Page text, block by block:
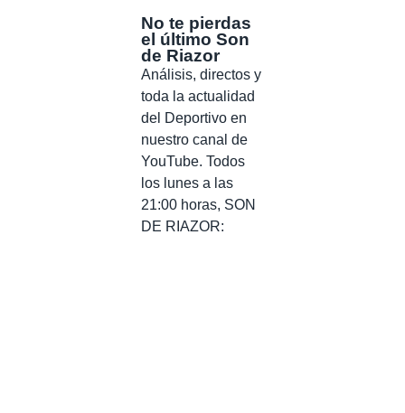
No te pierdas
el último Son
de Riazor
Análisis, directos y
toda la actualidad
del Deportivo en
nuestro canal de
YouTube. Todos
los lunes a las
21:00 horas, SON
DE RIAZOR: